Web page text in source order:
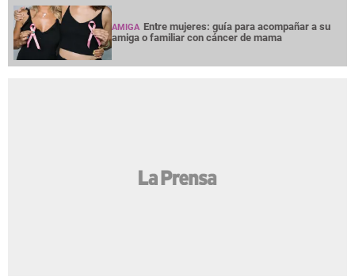
AMIGA Entre mujeres: guía para acompañar a su
amiga o familiar con cáncer de mama